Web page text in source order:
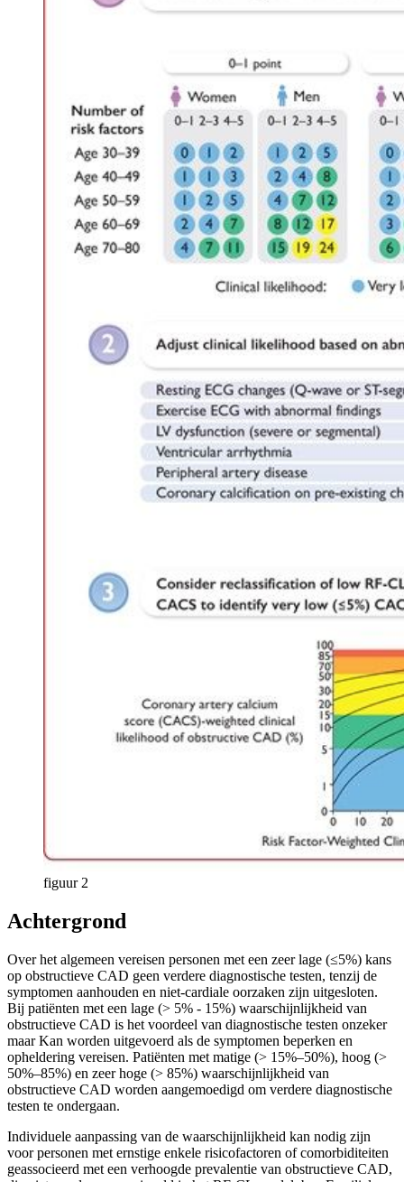
figuur 2
Achtergrond
Over het algemeen vereisen personen met een zeer lage (≤5%) kans
op obstructieve CAD geen verdere diagnostische testen, tenzij de
symptomen aanhouden en niet-cardiale oorzaken zijn uitgesloten.
Bij patiënten met een lage (> 5% - 15%) waarschijnlijkheid van
obstructieve CAD is het voordeel van diagnostische testen onzeker
maar Kan worden uitgevoerd als de symptomen beperken en
opheldering vereisen. Patiënten met matige (> 15%–50%), hoog (>
50%–85%) en zeer hoge (> 85%) waarschijnlijkheid van
obstructieve CAD worden aangemoedigd om verdere diagnostische
testen te ondergaan.
Individuele aanpassing van de waarschijnlijkheid kan nodig zijn
voor personen met ernstige enkele risicofactoren of comorbiditeiten
geassocieerd met een verhoogde prevalentie van obstructieve CAD,